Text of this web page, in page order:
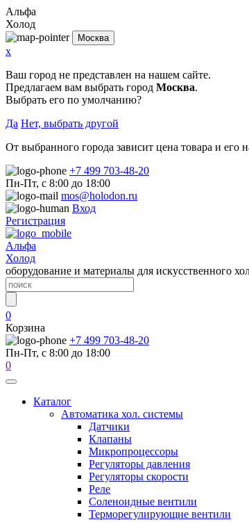
Альфа
Холод
Москва
x
Ваш город не представлен на нашем сайте.
Предлагаем вам выбрать город Москва.
Выбрать его по умолчанию?
Да Нет, выбрать другой
От выбранного города зависит цена товара и его
+7 499 703-48-20
Пн-Пт, с 8:00 до 18:00
mos@holodon.ru
Вход
Регистрация
Альфа
Холод
оборудование и материалы для искусственного
0
Корзина
+7 499 703-48-20
Пн-Пт, с 8:00 до 18:00
0
Каталог
Автоматика хол. системы
Датчики
Клапаны
Микропроцессоры
Регуляторы давления
Регуляторы скорости
Реле
Соленоидные вентили
Терморегулирующие вентили